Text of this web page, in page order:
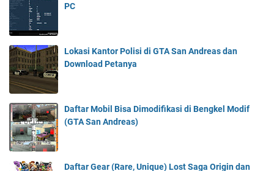
PC
Lokasi Kantor Polisi di GTA San Andreas dan
Download Petanya
Daftar Mobil Bisa Dimodifikasi di Bengkel Modif
(GTA San Andreas)
Daftar Gear (Rare, Unique) Lost Saga Origin dan